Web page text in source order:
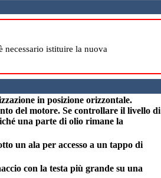
istituire la nuova
in posizione orizzontale.
del motore. Se controllare il livello di
una parte di olio rimane la
un ala per accesso a un tappo di
con la testa più grande su una